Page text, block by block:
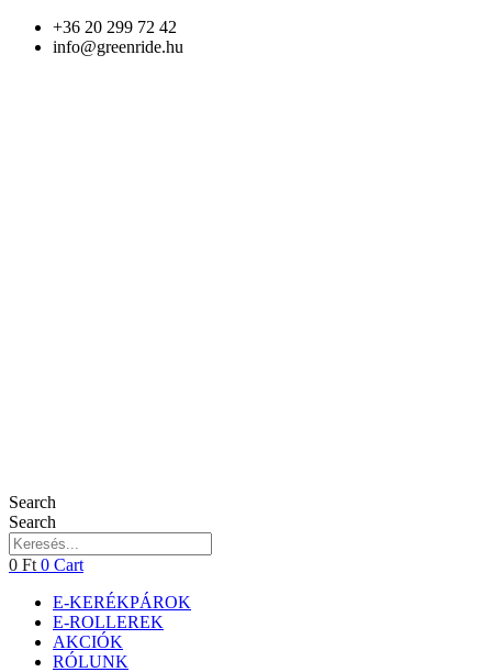
Skip
+36 20 299 72 42
info@greenride.hu
Search
Search
0 Ft 0 Cart
E-KERÉKPÁROK
E-ROLLEREK
AKCIÓK
RÓLUNK